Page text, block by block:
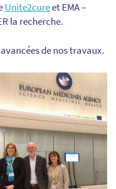
Unite2cureet EMA –
la recherche.
de nos travaux.